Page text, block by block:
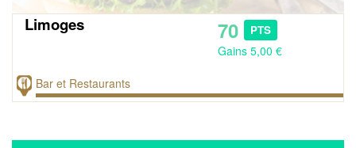
Limoges 70 PTS
Gains 5,00 €
Bar et Restaurants